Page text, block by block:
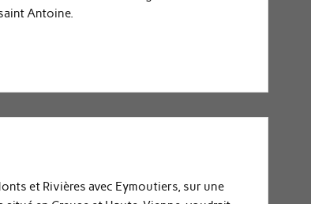
Antoine.
et Rivières avec Eymoutiers, sur une